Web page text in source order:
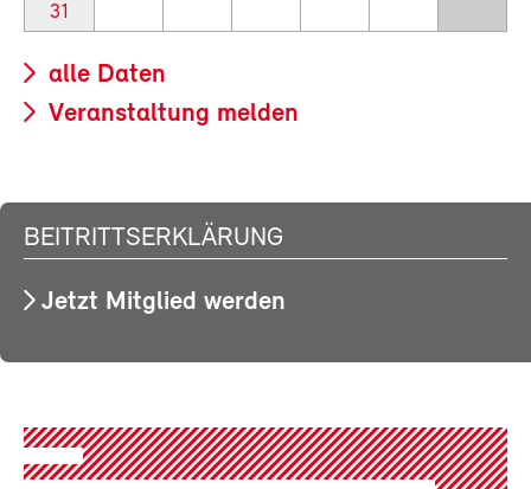
31
alle Daten
Veranstaltung melden
BEITRITTSERKLÄRUNG
Jetzt Mitglied werden